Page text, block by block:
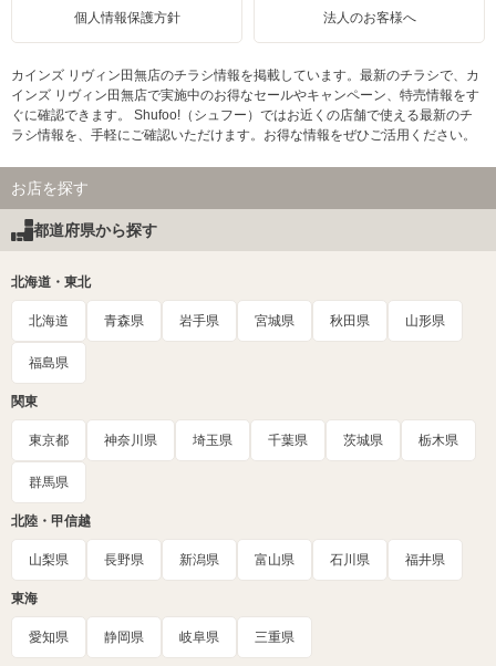
個人情報保護方針 法人のお客様へ
カインズ リヴィン田無店のチラシ情報を掲載しています。最新のチラシで、カ
インズ リヴィン田無店で実施中のお得なセールやキャンペーン、特売情報をす
ぐに確認できます。 Shufoo!（シュフー）ではお近くの店舗で使える最新のチ
ラシ情報を、手軽にご確認いただけます。お得な情報をぜひご活用ください。
お店を探す
都道府県から探す
北海道・東北
北海道 青森県 岩手県 宮城県 秋田県 山形県
福島県
関東
東京都 神奈川県 埼玉県 千葉県 茨城県 栃木県
群馬県
北陸・甲信越
山梨県 長野県 新潟県 富山県 石川県 福井県
東海
愛知県 静岡県 岐阜県 三重県